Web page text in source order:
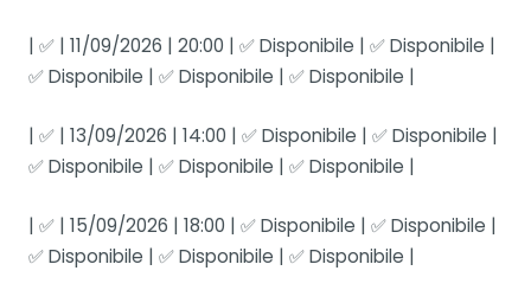
| ✅ | 11/09/2026 | 20:00 | ✅ Disponibile | ✅ Disponibile |
✅ Disponibile | ✅ Disponibile | ✅ Disponibile |
| ✅ | 13/09/2026 | 14:00 | ✅ Disponibile | ✅ Disponibile |
✅ Disponibile | ✅ Disponibile | ✅ Disponibile |
| ✅ | 15/09/2026 | 18:00 | ✅ Disponibile | ✅ Disponibile |
✅ Disponibile | ✅ Disponibile | ✅ Disponibile |